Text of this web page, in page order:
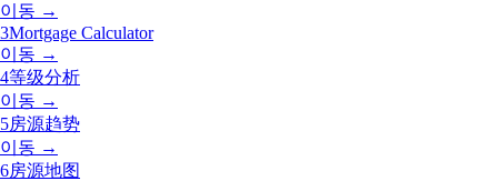
이동 →
3Mortgage Calculator
이동 →
4等级分析
이동 →
5房源趋势
이동 →
6房源地图